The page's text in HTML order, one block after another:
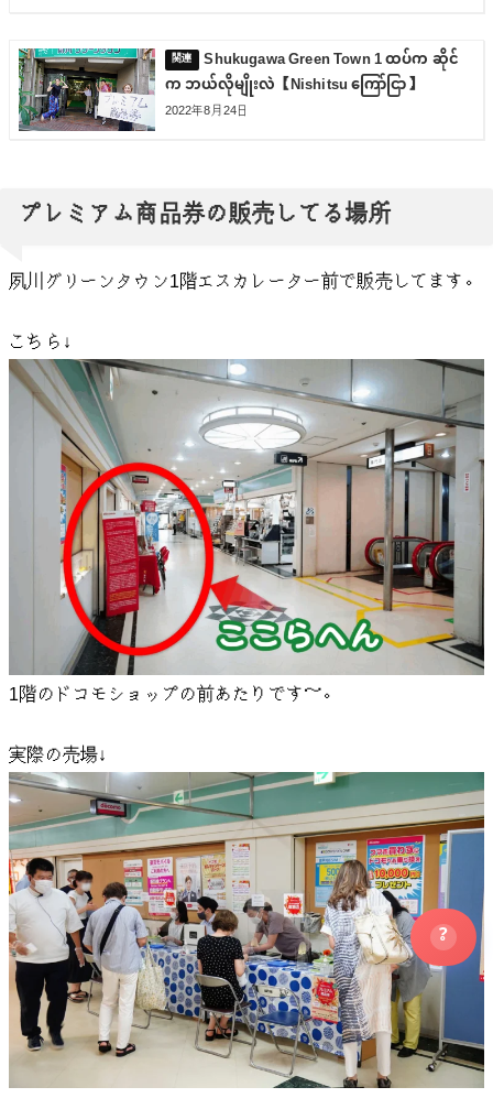
Shukugawa Green Town 1 ထပ်က ဆိုင်
က ဘယ်လိုမျိုးလဲ【Nishitsu ကြော်ငြာ】
2022年8月24日
プレミアム商品券の販売してる場所
夙川グリーンタウン1階エスカレーター前で販売してます。
こちら↓
1階のドコモショップの前あたりです～。
実際の売場↓
?